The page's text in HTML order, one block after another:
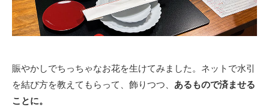
賑やかしでちっちゃなお花を生けてみました。ネットで水引
を結び方を教えてもらって、飾りつつ、 あるもので済ませる
ことに。